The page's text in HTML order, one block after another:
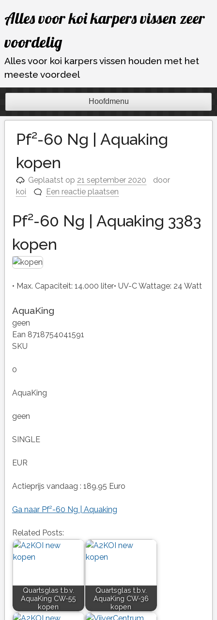
naar
inhoud
Alles voor koi karpers vissen zeer
voordelig
Alles voor koi karpers vissen houden met het
meeste voordeel
Hoofdmenu
Pf²-60 Ng | Aquaking
kopen
Geplaatst op 21 september 2020
door
koi
Een reactie plaatsen
Pf²-60 Ng | Aquaking 3383
kopen
• Max. Capaciteit: 14.000 liter• UV-C Wattage: 24 Watt
AquaKing
geen
Ean 8718754041591
SKU
0
AquaKing
geen
SINGLE
EUR
Actieprijs vandaag : 189.95 Euro
Ga naar Pf²-60 Ng | Aquaking
Related Posts:
Quartsglas t.b.v.
AquaKing CW-55
kopen
Quartsglas t.b.v.
AquaKing CW-36
kopen